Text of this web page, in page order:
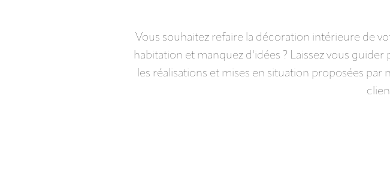
Vous souhaitez refaire la décoration intérieure de
habitation et manquez d'idées ? Laissez vous guider
les réalisations et mises en situation proposées par